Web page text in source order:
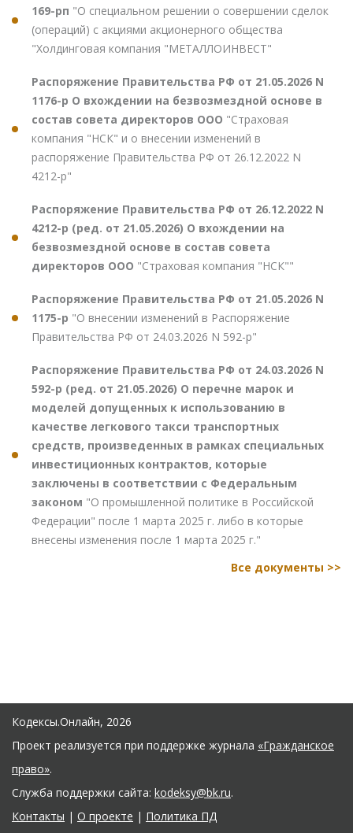
169-рп "О специальном решении о совершении сделок
(операций) с акциями акционерного общества
"Холдинговая компания "МЕТАЛЛОИНВЕСТ"
Распоряжение Правительства РФ от 21.05.2026 N
1176-р О вхождении на безвозмездной основе в
состав совета директоров ООО "Страховая
компания "НСК" и о внесении изменений в
распоряжение Правительства РФ от 26.12.2022 N
4212-р"
Распоряжение Правительства РФ от 26.12.2022 N
4212-р (ред. от 21.05.2026) О вхождении на
безвозмездной основе в состав совета
директоров ООО "Страховая компания "НСК""
Распоряжение Правительства РФ от 21.05.2026 N
1175-р "О внесении изменений в Распоряжение
Правительства РФ от 24.03.2026 N 592-р"
Распоряжение Правительства РФ от 24.03.2026 N
592-р (ред. от 21.05.2026) О перечне марок и
моделей допущенных к использованию в
качестве легкового такси транспортных
средств, произведенных в рамках специальных
инвестиционных контрактов, которые
заключены в соответствии с Федеральным
законом "О промышленной политике в Российской
Федерации" после 1 марта 2025 г. либо в которые
внесены изменения после 1 марта 2025 г."
Все документы >>
Кодексы.Онлайн, 2026
Проект реализуется при поддержке журнала «Гражданское
право».
Служба поддержки сайта: kodeksy@bk.ru.
Контакты | О проекте | Политика ПД